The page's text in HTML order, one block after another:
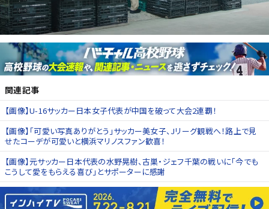
関連記事
【画像】U-16サッカー日本女子代表が中国を破って大会2連覇！
【画像】「可愛い写真ありがとう」サッカー美女子、Jリーグ観戦へ！路上で見
せたコーデが可愛いと横浜マリノスファン歓喜！
【画像】元サッカー日本代表の水野晃樹、古巣・ジェフ千葉の戦いに「今でも
こうして愛をもらえる喜び」とサポーターに感謝